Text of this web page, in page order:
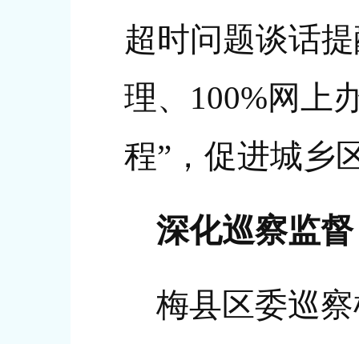
超时问题谈话
理、100%网上
程”，促进城乡
深化巡察监
梅县区委巡